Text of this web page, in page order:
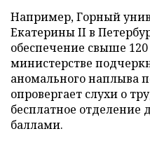
Например, Горный
Екатерины II в
обеспечение свыше
министерстве
аномального наплыва
опровергает слухи о
бесплатное
баллами.